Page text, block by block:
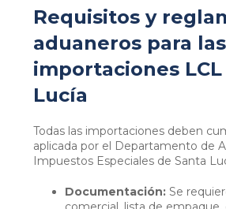
Requisitos y
aduaneros para las
importaciones LCL
Lucía
Todas las importaciones deben
aplicada por el Departamento de
Impuestos Especiales de Santa
Documentación: Se